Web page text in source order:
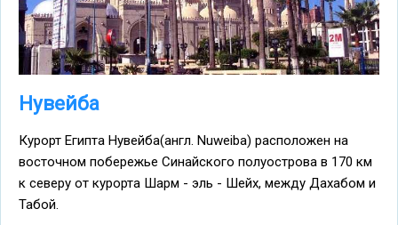
Нувейба
Курорт Египта Нувейба(англ. Nuweiba) расположен на
восточном побережье Синайского полуострова в 170 км
к северу от курорта Шарм - эль - Шейх, между Дахабом и
Табой.